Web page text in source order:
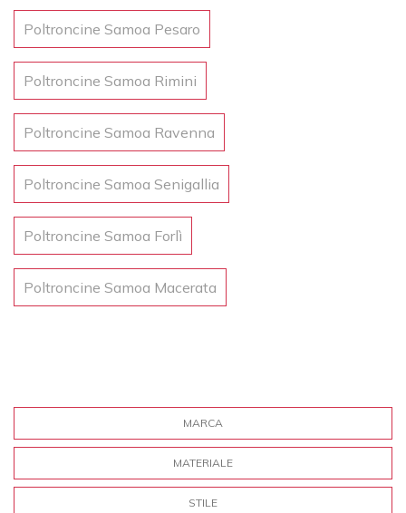
Poltroncine Samoa Pesaro
Poltroncine Samoa Rimini
Poltroncine Samoa Ravenna
Poltroncine Samoa Senigallia
Poltroncine Samoa Forlì
Poltroncine Samoa Macerata
MARCA
MATERIALE
STILE